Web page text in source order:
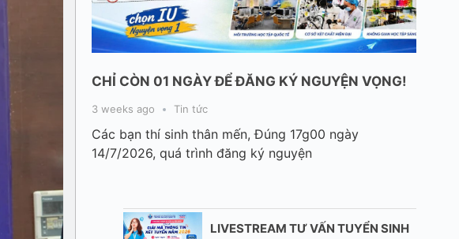
CHỈ CÒN 01 NGÀY ĐỂ ĐĂNG KÝ NGUYỆN VỌNG!
3 weeks ago Tin tức
Các bạn thí sinh thân mến, Đúng 17g00 ngày
14/7/2026, quá trình đăng ký nguyện
LIVESTREAM TƯ VẤN TUYỂN SINH